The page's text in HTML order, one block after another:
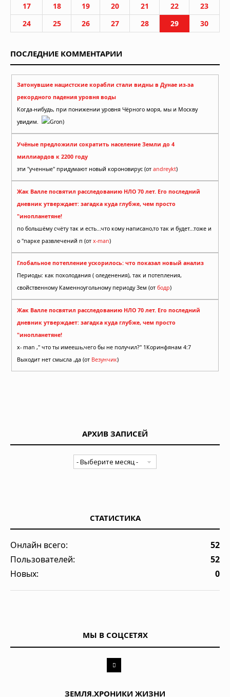
17
18 19 20 21 22
23
24
25 26 27 28 29 30
ПОСЛЕДНИЕ КОММЕНТАРИИ
Затонувшие нацистские корабли стали видны в Дунае из-за
рекордного падения уровня воды
Когда-нибудь, при понижении уровня Чёрного моря, мы и Москву
увидим.
Gron)
Учёные предложили сократить население Земли до 4
миллиардов к 2200 году
эти "ученные" придумают новый короновирус (от andreykt)
Жак Валле посвятил расследованию НЛО 70 лет. Его последний
дневник утверждает: загадка куда глубже, чем просто
"инопланетяне!
по большёму счёту так и есть...что кому написано,то так и будет...тоже и
о "парке развлечений п (от x-man)
Глобальное потепление ускорилось: что показал новый анализ
Периоды: как похолодания ( оледенения), так и потепления,
свойственному Каменноугольному периоду Зем (от бодр)
Жак Валле посвятил расследованию НЛО 70 лет. Его последний
дневник утверждает: загадка куда глубже, чем просто
"инопланетяне!
x- man ," что ты имеешь,чего бы не получил?" 1Коринфянам 4:7
Выходит нет смысла ,да (от Везунчик)
АРХИВ ЗАПИСЕЙ
СТАТИСТИКА
Онлайн всего:
52
Пользователей:
52
Новых:
0
МЫ В СОЦСЕТЯХ
ЗЕМЛЯ.ХРОНИКИ ЖИЗНИ